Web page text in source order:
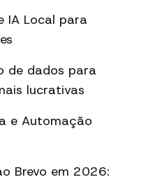
IA Local para
de dados para
lucrativas
e Automação
Brevo em 2026: